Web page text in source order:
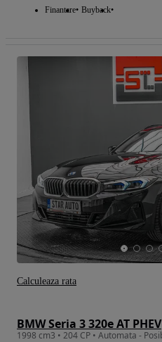
Finantare Buyback
BMW Seria 3 320e AT PHEV
Calculeaza rata